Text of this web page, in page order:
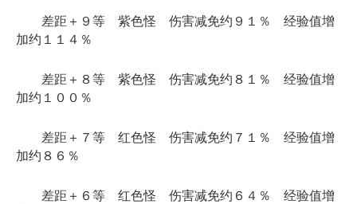
差距＋９等 紫色怪 伤害减免约９１％ 经验值增
加约１１４％
差距＋８等 紫色怪 伤害减免约８１％ 经验值增
加约１００％
差距＋７等 红色怪 伤害减免约７１％ 经验值增
加约８６％
差距＋６等 红色怪 伤害减免约６４％ 经验值增